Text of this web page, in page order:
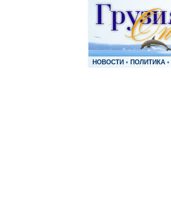
НОВОСТИ • ПОЛИТИКА •